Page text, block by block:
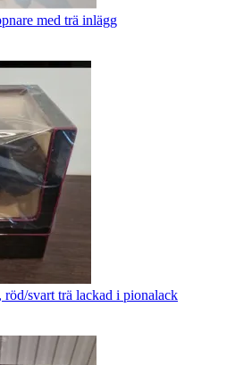
med trä inlägg
svart trä lackad i pionalack